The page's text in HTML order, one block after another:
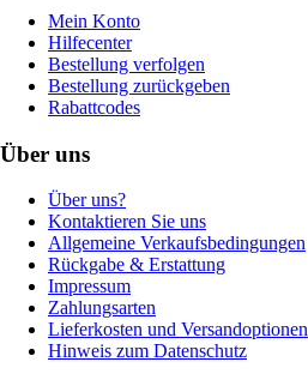
Mein Konto
Hilfecenter
Bestellung verfolgen
Bestellung zurückgeben
Rabattcodes
Über uns
Über uns?
Kontaktieren Sie uns
Allgemeine Verkaufsbedingungen
Rückgabe & Erstattung
Impressum
Zahlungsarten
Lieferkosten und Versandoptionen
Hinweis zum Datenschutz